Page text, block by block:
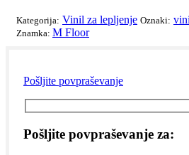
Kategorija: Vinil za lepljenje Oznaki:
Znamka: M Floor
Pošljite povpraševanje
Pošljite povpraševanje za: